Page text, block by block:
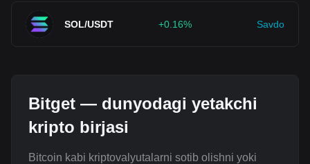
SOL/USDT +0.16% Savdo
Bitget — dunyodagi yetakchi
kripto birjasi
Bitcoin kabi kriptovalyutalarni sotib olishni yoki